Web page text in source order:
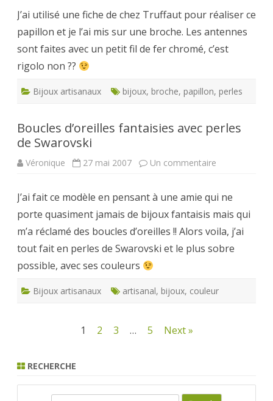
perle
J’ai utilisé une fiche de chez Truffaut pour réaliser ce
papillon et je l’ai mis sur une broche. Les antennes
sont faites avec un petit fil de fer chromé, c’est
rigolo non ??
Bijoux artisanaux bijoux, broche, papillon, perles
Boucles d’oreilles fantaisies avec perles
de Swarovski
Véronique 27 mai 2007 Un commentaire
avec
de
Swarovski
J’ai fait ce modèle en pensant à une amie qui ne
porte quasiment jamais de bijoux fantaisis mais qui
m’a réclamé des boucles d’oreilles !! Alors voila, j’ai
tout fait en perles de Swarovski et le plus sobre
possible, avec ses couleurs
Bijoux artisanaux artisanal, bijoux, couleur
publications
1 2 3 … 5 Next »
RECHERCHE